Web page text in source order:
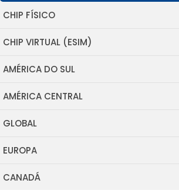
CHIP FÍSICO
CHIP VIRTUAL (ESIM)
AMÉRICA DO SUL
AMÉRICA CENTRAL
GLOBAL
EUROPA
CANADÁ